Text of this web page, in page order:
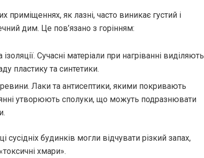
приміщеннях, як лазні, часто виникає густий і
дим. Це пов’язано з горінням:
Сучасні матеріали при нагріванні виділяють
пластику та синтетики.
Лаки та антисептики, якими покривають
утворюють сполуки, що можуть подразнювати
будинків могли відчувати різкий запах,
хмари».